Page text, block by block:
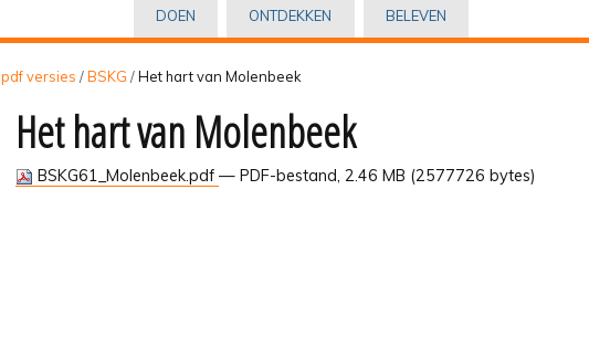
DOEN ONTDEKKEN BELEVEN
pdf versies /BSKG /Het hart van Molenbeek
Het hart van Molenbeek
BSKG61_Molenbeek.pdf — PDF-bestand, 2.46 MB (2577726 bytes)